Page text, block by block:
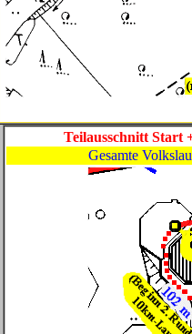
Teilausschnitt Start
Gesamte